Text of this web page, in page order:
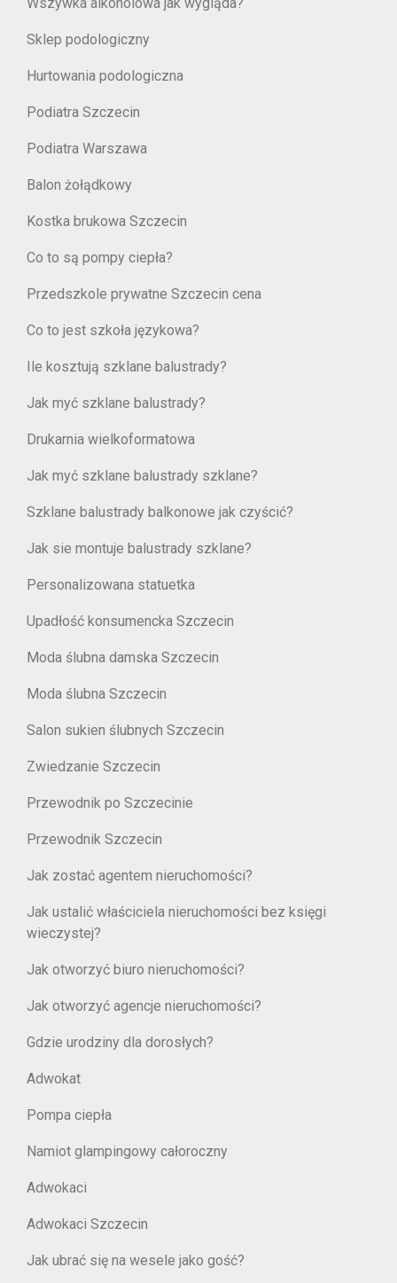
Sklep podologiczny
Hurtowania podologiczna
Podiatra Szczecin
Podiatra Warszawa
Balon żołądkowy
Kostka brukowa Szczecin
Co to są pompy ciepła?
Przedszkole prywatne Szczecin cena
Co to jest szkoła językowa?
Ile kosztują szklane balustrady?
Jak myć szklane balustrady?
Drukarnia wielkoformatowa
Jak myć szklane balustrady szklane?
Szklane balustrady balkonowe jak czyścić?
Jak sie montuje balustrady szklane?
Personalizowana statuetka
Upadłość konsumencka Szczecin
Moda ślubna damska Szczecin
Moda ślubna Szczecin
Salon sukien ślubnych Szczecin
Zwiedzanie Szczecin
Przewodnik po Szczecinie
Przewodnik Szczecin
Jak zostać agentem nieruchomości?
Jak ustalić właściciela nieruchomości bez księgi
wieczystej?
Jak otworzyć biuro nieruchomości?
Jak otworzyć agencje nieruchomości?
Gdzie urodziny dla dorosłych?
Adwokat
Pompa ciepła
Namiot glampingowy całoroczny
Adwokaci
Adwokaci Szczecin
Jak ubrać się na wesele jako gość?